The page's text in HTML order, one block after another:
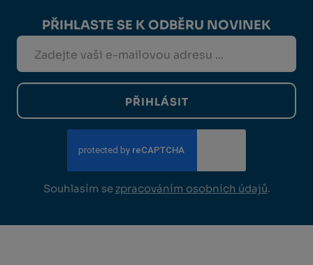
PŘIHLASTE SE K ODBĚRU NOVINEK
PŘIHLÁSIT
Souhlasím se zpracováním osobních údajů.